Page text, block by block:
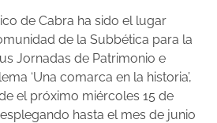
de Cabra ha sido el lugar
de la Subbética para la
Jornadas de Patrimonio e
‘Una comarca en la historia’,
el próximo miércoles 15 de
hasta el mes de junio